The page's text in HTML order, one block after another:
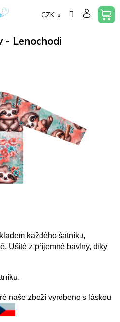
CZK
- Lenochodi
každého šatníku,
Ušité z příjemné bavlny, díky
naše zboží vyrobeno s láskou